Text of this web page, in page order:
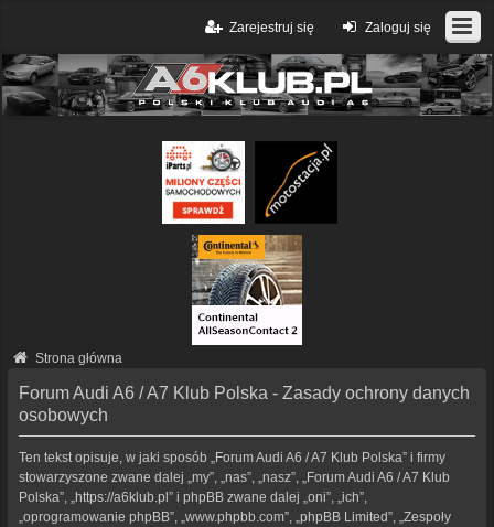
Zaloguj się
Zarejestruj się
Strona główna
Forum Audi A6 / A7 Klub Polska - Zasady ochrony danych
osobowych
Ten tekst opisuje, w jaki sposób „Forum Audi A6 / A7 Klub Polska” i firmy
stowarzyszone zwane dalej „my”, „nas”, „nasz”, „Forum Audi A6 / A7 Klub
Polska”, „https://a6klub.pl” i phpBB zwane dalej „oni”, „ich”,
„oprogramowanie phpBB”, „www.phpbb.com”, „phpBB Limited”, „Zespoły